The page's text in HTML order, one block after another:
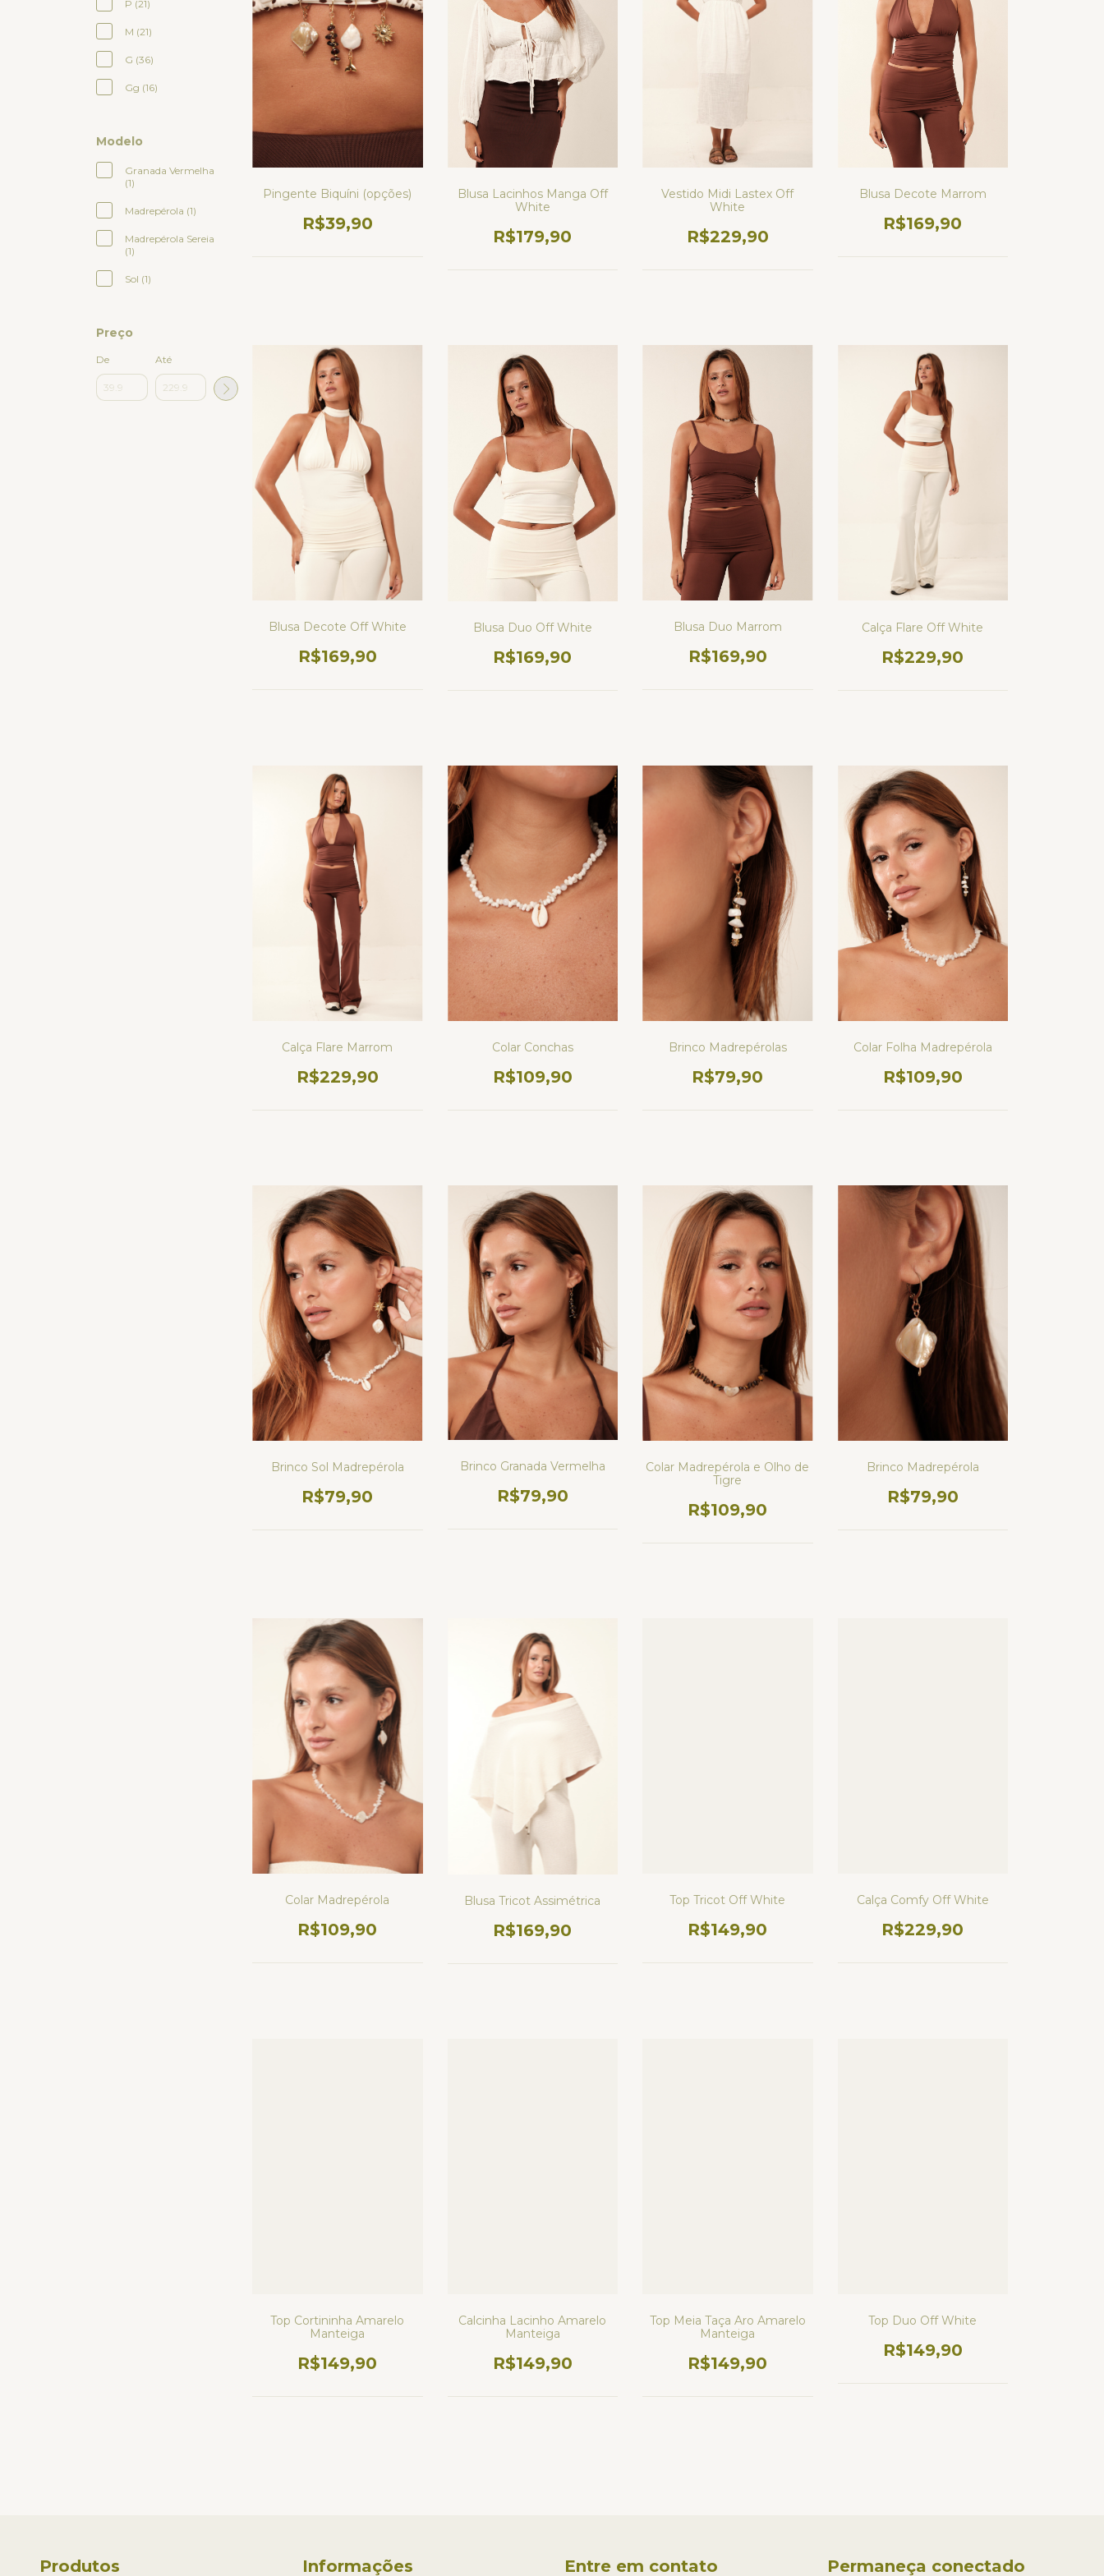
P (21)
M (21)
G (36)
Gg (16)
Modelo
Granada Vermelha
(1)
Madrepérola (1)
Madrepérola Sereia
(1)
Sol (1)
Preço
De Até
Pingente Biquíni (opções)
R$39,90
Blusa Lacinhos Manga Off
White
R$179,90
Vestido Midi Lastex Off
White
R$229,90
Blusa Decote Marrom
R$169,90
Blusa Decote Off White
R$169,90
Blusa Duo Off White
R$169,90
Blusa Duo Marrom
R$169,90
Calça Flare Off White
R$229,90
Calça Flare Marrom
R$229,90
Colar Conchas
R$109,90
Brinco Madrepérolas
R$79,90
Colar Folha Madrepérola
R$109,90
Brinco Sol Madrepérola
R$79,90
Brinco Granada Vermelha
R$79,90
Colar Madrepérola e Olho de
Tigre
R$109,90
Brinco Madrepérola
R$79,90
Colar Madrepérola
R$109,90
Blusa Tricot Assimétrica
R$169,90
Top Tricot Off White
R$149,90
Calça Comfy Off White
R$229,90
Top Cortininha Amarelo
Manteiga
R$149,90
Calcinha Lacinho Amarelo
Manteiga
R$149,90
Top Meia Taça Aro Amarelo
Manteiga
R$149,90
Top Duo Off White
R$149,90
Produtos Informações Entre em contato Permaneça conectado